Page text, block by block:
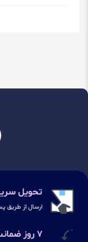
تحویل
ارسال از طریق
۷ روز ضمانت بازگشت